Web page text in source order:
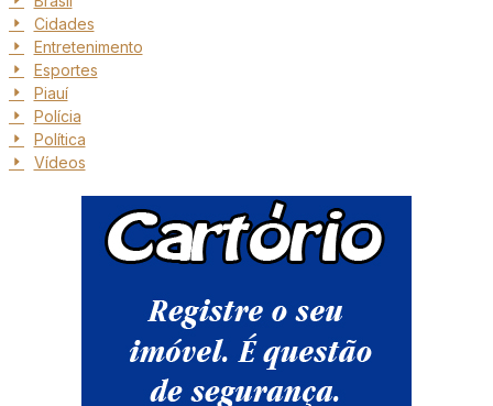
Cidades
Entretenimento
Esportes
Piauí
Polícia
Política
Vídeos